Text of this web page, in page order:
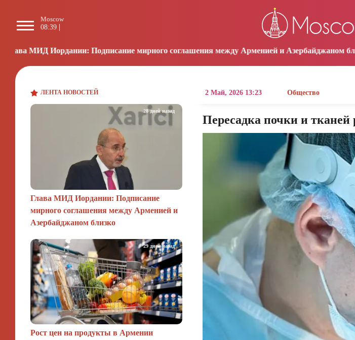
Moscow
08:39
Yerevan
09:39
Подписание мирного соглашения между Арменией и Азербайджаном близко 17:29
ЛЕНТА НОВОСТЕЙ
Глава МИД Иордании: Подписание
мирного соглашения между Арменией и
Азербайджаном близко
28 дней назад
Рост цен на продукты в Армении
29 дней назад
2 Май, 2026 13:23 Общество
Пересадка почки и тканей